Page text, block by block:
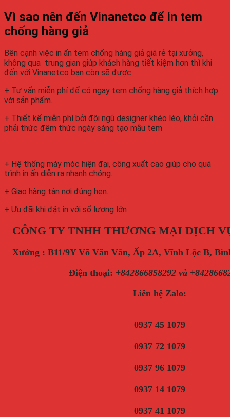
Vì sao nên đến Vinanetco để in tem
chống hàng giả
Bên cạnh việc in ấn tem chống hàng giả giá rẻ tại xưởng,
không qua trung gian giúp khách hàng tiết kiệm hơn thì khi
đến với Vinanetco bạn còn sẽ được:
+ Tư vấn miễn phí để có ngay tem chống hàng giả thích hợp
với sản phẩm.
+ Thiết kế miễn phí bởi đội ngũ designer khéo léo, khỏi cần
phải thức đêm thức ngày sáng tạo mẫu tem
+ Hệ thống máy móc hiện đại, công xuất cao giúp cho quá
trình in ấn diễn ra nhanh chóng.
+ Giao hàng tận nơi đúng hẹn.
+ Ưu đãi khi đặt in với số lượng lớn
CÔNG TY TNHH THƯƠNG MẠI DỊCH
Xưởng : B11/9Y Võ Văn Vân, Ấp 2A, Vĩnh Lộc B,
Điện thoại: +842866858292 và
Liên hệ Zalo:
0937 45 1079
0937 72 1079
0937 96 1079
0937 14 1079
0937 41 1079